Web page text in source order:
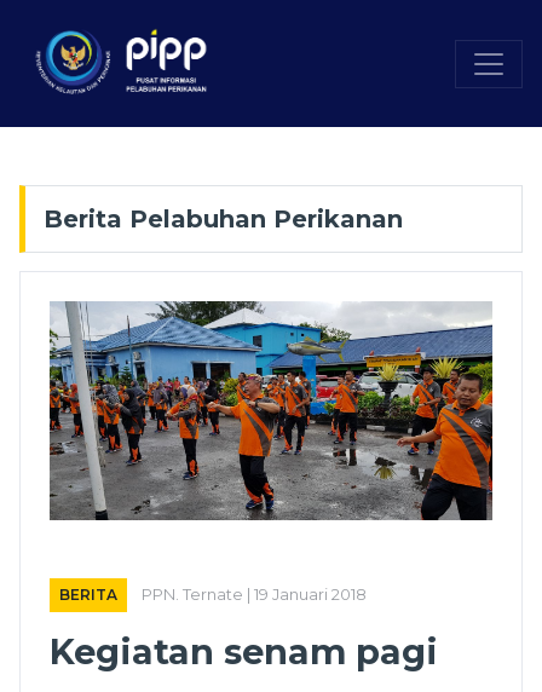
Berita Pelabuhan Perikanan
BERITA PPN. Ternate | 19 Januari 2018
Kegiatan senam pagi